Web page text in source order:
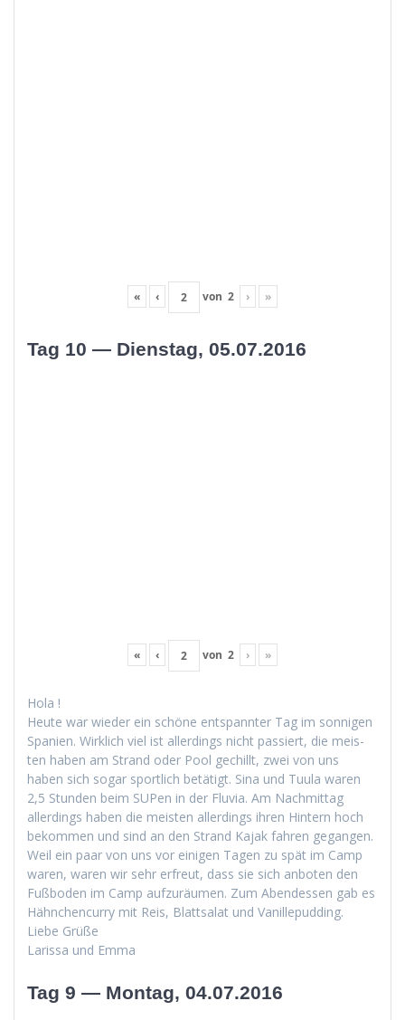
« ‹ von 2 › »
Tag 10 — Dienstag, 05.07.2016
« ‹ von 2 › »
Hola !
Heute war wieder ein schöne entspan­nter Tag im son­ni­gen
Spanien. Wirk­lich viel ist allerd­ings nicht passiert, die meis­
ten haben am Strand oder Pool gechillt, zwei von uns
haben sich sog­ar sportlich betätigt. Sina und Tuu­la waren
2,5 Stun­den beim SUPen in der Flu­via. Am Nach­mit­tag
allerd­ings haben die meis­ten allerd­ings ihren Hin­tern hoch
bekom­men und sind an den Strand Kajak fahren gegan­gen.
Weil ein paar von uns vor eini­gen Tagen zu spät im Camp
waren, waren wir sehr erfreut, dass sie sich anboten den
Fuß­bo­den im Camp aufzuräu­men. Zum Aben­dessen gab es
Häh­nchen­cur­ry mit Reis, Blattsalat und Vanillepudding.
Liebe Grüße
Laris­sa und Emma
Tag 9 — Montag, 04.07.2016